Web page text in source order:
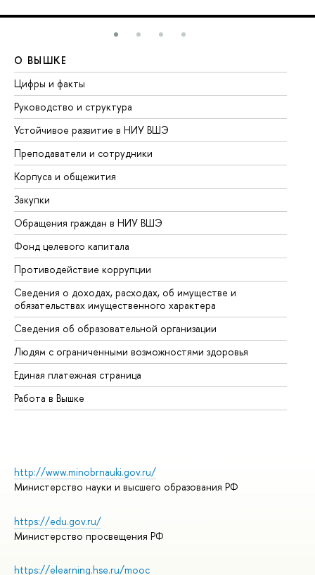
О ВЫШКЕ
Цифры и факты
Руководство и структура
Устойчивое развитие в НИУ ВШЭ
Преподаватели и сотрудники
Корпуса и общежития
Закупки
Обращения граждан в НИУ ВШЭ
Фонд целевого капитала
Противодействие коррупции
Сведения о доходах, расходах, об имуществе и
обязательствах имущественного характера
Сведения об образовательной организации
Людям с ограниченными возможностями здоровья
Единая платежная страница
Работа в Вышке
http://www.minobrnauki.gov.ru/
Министерство науки и высшего образования РФ
https://edu.gov.ru/
Министерство просвещения РФ
https://elearning.hse.ru/mooc